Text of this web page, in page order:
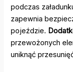
podczas
zapewnia
pojeździe.
przewożonych
uniknąć